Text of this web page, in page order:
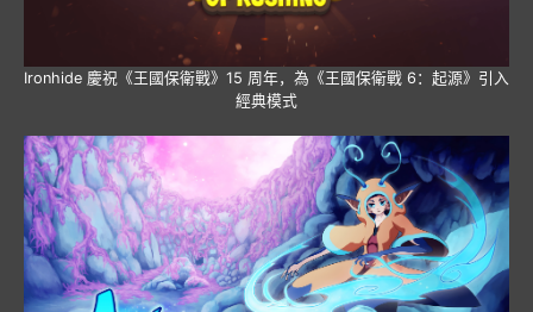
Ironhide 慶祝《王國保衛戰》15 周年，為《王國保衛戰 6：起源》引入
經典模式